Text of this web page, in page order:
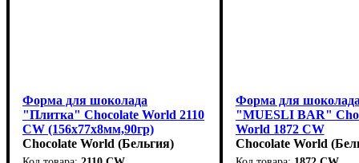
Форма для шоколада
"Плитка" Chocolate World 2110
CW (156x77x8мм,90гр)
Chocolate World (Бельгия)
Форма для шоколада
"MUESLI BAR"
World 1872 CW
Chocolate World